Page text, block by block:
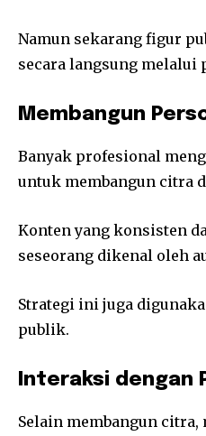
Namun sekarang figur
secara langsung
Membangun
Banyak profesional
untuk membangun citra
Konten yang konsisten
seseorang dikenal oleh
Strategi ini juga
publik.
Interaksi dengan
Selain membangun citra,